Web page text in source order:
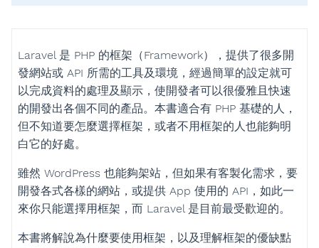
Laravel 是 PHP 的框架（Framework），提供了很多開
發網站或 API 所需的工具及環境，經過簡單的設定就可
以完成資料的處理及顯示，使開發者可以很優雅且快速
的開發出各個不同的產品。本書適合有 PHP 基礎的人，
但不知道要怎麼選擇框架，或者不用框架的人也能夠明
白它的好處。
雖然 WordPress 也能夠架站，但如果有客製化需求，要
開發各式各樣的網站，或提供 App 使用的 API，如此一
來你只能選擇用框架，而 Laravel 是目前最受歡迎的。
本書將解說為什麼要使用框架，以及理解框架的優缺點